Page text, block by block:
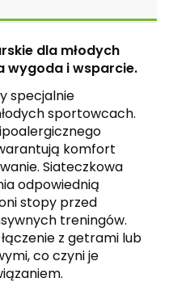
dla młodych
wygoda i wsparcie.
specjalnie
sportowcach.
komfort
Siateczkowa
odpowiednią
stopy przed
treningów.
z getrami lub
co czyni je